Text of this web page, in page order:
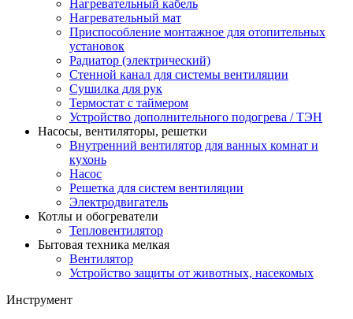
Нагревательный кабель
Нагревательный мат
Приспособление монтажное для отопительных
установок
Радиатор (электрический)
Стенной канал для системы вентиляции
Сушилка для рук
Термостат с таймером
Устройство дополнительного подогрева / ТЭН
Насосы, вентиляторы, решетки
Внутренний вентилятор для ванных комнат и
кухонь
Насос
Решетка для систем вентиляции
Электродвигатель
Котлы и обогреватели
Тепловентилятор
Бытовая техника мелкая
Вентилятор
Устройство защиты от животных, насекомых
Инструмент